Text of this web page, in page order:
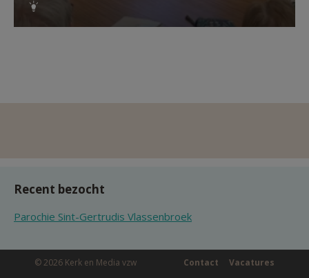
Recent bezocht
Parochie Sint-Gertrudis Vlassenbroek
© 2026 Kerk en Media vzw Vacatures
Contact